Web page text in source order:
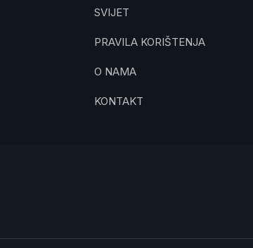
SVIJET
PRAVILA KORIŠTENJA
O NAMA
KONTAKT